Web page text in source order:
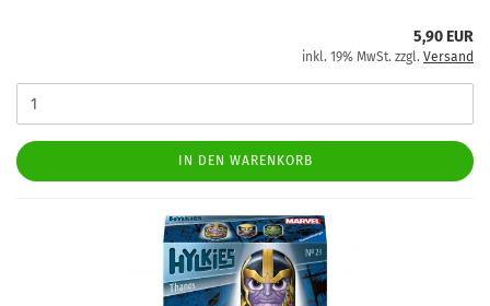
5,90 EUR
inkl. 19% MwSt. zzgl. Versand
IN DEN WARENKORB